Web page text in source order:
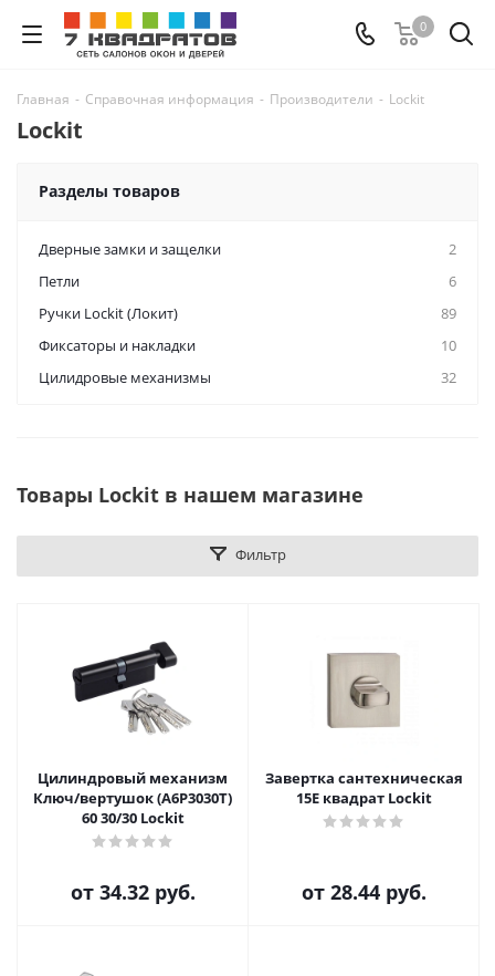
0
Главная - Справочная информация - Производители - Lockit
Lockit
Разделы товаров
Дверные замки и защелки
2
Петли
6
Ручки Lockit (Локит)
89
Фиксаторы и накладки
10
Цилидровые механизмы
32
Товары Lockit в нашем магазине
Фильтр
Цилиндровый механизм
Ключ/вертушок (А6Р3030Т)
60 30/30 Lockit
от 34.32 руб.
Завертка сантехническая
15E квадрат Lockit
от 28.44 руб.